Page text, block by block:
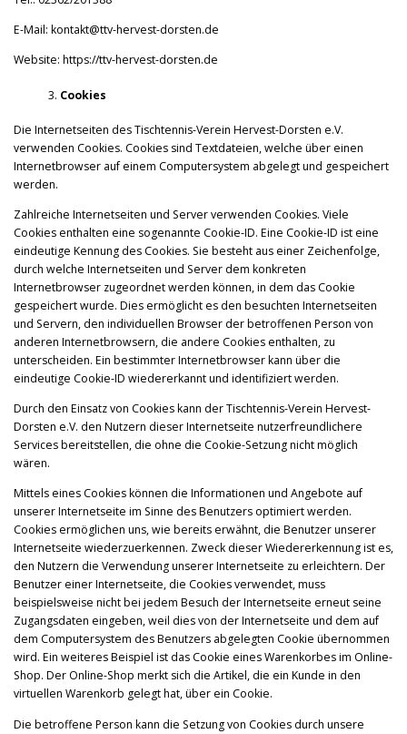
E-Mail: kontakt@ttv-hervest-dorsten.de
Website: https://ttv-hervest-dorsten.de
Cookies
Die Internetseiten des Tischtennis-Verein Hervest-Dorsten e.V.
verwenden Cookies. Cookies sind Textdateien, welche über einen
Internetbrowser auf einem Computersystem abgelegt und gespeichert
werden.
Zahlreiche Internetseiten und Server verwenden Cookies. Viele
Cookies enthalten eine sogenannte Cookie-ID. Eine Cookie-ID ist eine
eindeutige Kennung des Cookies. Sie besteht aus einer Zeichenfolge,
durch welche Internetseiten und Server dem konkreten
Internetbrowser zugeordnet werden können, in dem das Cookie
gespeichert wurde. Dies ermöglicht es den besuchten Internetseiten
und Servern, den individuellen Browser der betroffenen Person von
anderen Internetbrowsern, die andere Cookies enthalten, zu
unterscheiden. Ein bestimmter Internetbrowser kann über die
eindeutige Cookie-ID wiedererkannt und identifiziert werden.
Durch den Einsatz von Cookies kann der Tischtennis-Verein Hervest-
Dorsten e.V. den Nutzern dieser Internetseite nutzerfreundlichere
Services bereitstellen, die ohne die Cookie-Setzung nicht möglich
wären.
Mittels eines Cookies können die Informationen und Angebote auf
unserer Internetseite im Sinne des Benutzers optimiert werden.
Cookies ermöglichen uns, wie bereits erwähnt, die Benutzer unserer
Internetseite wiederzuerkennen. Zweck dieser Wiedererkennung ist es,
den Nutzern die Verwendung unserer Internetseite zu erleichtern. Der
Benutzer einer Internetseite, die Cookies verwendet, muss
beispielsweise nicht bei jedem Besuch der Internetseite erneut seine
Zugangsdaten eingeben, weil dies von der Internetseite und dem auf
dem Computersystem des Benutzers abgelegten Cookie übernommen
wird. Ein weiteres Beispiel ist das Cookie eines Warenkorbes im Online-
Shop. Der Online-Shop merkt sich die Artikel, die ein Kunde in den
virtuellen Warenkorb gelegt hat, über ein Cookie.
Die betroffene Person kann die Setzung von Cookies durch unsere